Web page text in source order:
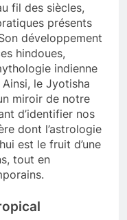
fil des siècles,
présents
développement
hindoues,
indienne
le Jyotisha
miroir de notre
d’identifier nos
dont l’astrologie
est le fruit d’une
tout en